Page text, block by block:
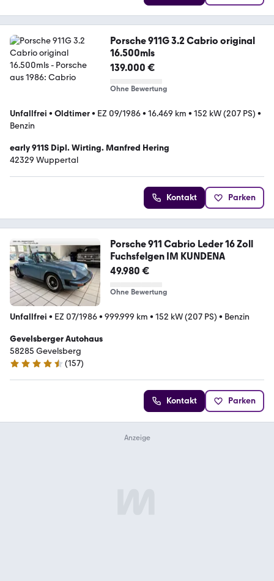
Porsche 911G 3.2 Cabrio original
16.500mls
139.000 €
Ohne Bewertung
Unfallfrei • Oldtimer• EZ 09/1986• 16.469 km • 152 kW (207 PS) •
Benzin
early 911S Dipl. Wirting. Manfred Hering
42329 Wuppertal
Kontakt Parken
Porsche 911 Cabrio Leder 16 Zoll
Fuchsfelgen IM KUNDENA
49.980 €
Ohne Bewertung
Unfallfrei • EZ 07/1986• 999.999 km • 152 kW (207 PS) • Benzin
Gevelsberger Autohaus
58285 Gevelsberg
4.3 Sterne
(157)
Kontakt Parken